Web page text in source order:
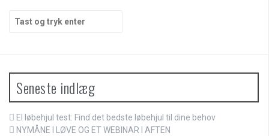
Søg
efter:
Seneste indlæg
El løbehjul test: Find det bedste løbehjul til dine behov
NYMÅNE I LØVE OG ET WEBINAR I AFTEN